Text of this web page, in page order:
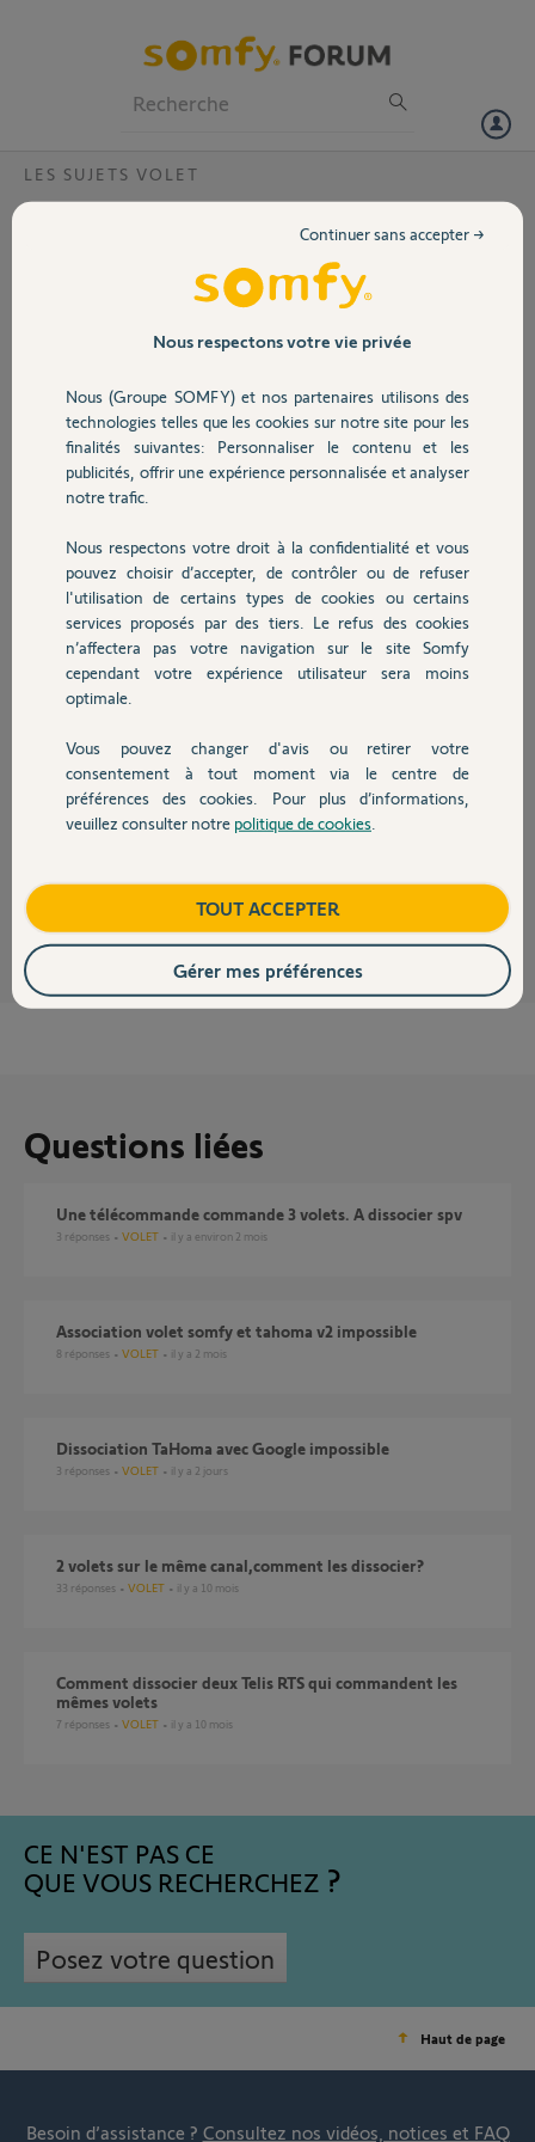
Volet
Sécurité
Domotique
Chauffage
Autres produits
Devis avec un pro
Contact
LES SUJETS VOLET
Comment dissocier les volets par canaux ?
Pour le moment, nous avons une télécommande SomFy 4RTS.
Lorsque j'ai voulu paramétrer un volet par canal, j'ai fais une
mauvaise manipulation. J'ai donc réinitialiser la programmation avec
la microcoupure. Ceci dit, maintenant, l'ensemble de mes volets
distinguer chaque volet sur un canal de la télécommande ? D'avance,
un grand merci pour votre retour.
Guido S.
il y a environ 6 ans
Participer au fil de discussion
Réponses
Il faut refaire ce que vous avez fait mais en changeant de canal sur la
télécommande à chaque volet et en opérant volet par volet. Quand vous
faites l'opération de coupure 2/8/2 sur un volet, les autres doivent être
coupés électriquement.
il y a environ 6 ans
Questions liées
une télécommande commande 3 volets. A dissocier spv
3 réponses VOLET il y a environ 2 mois
Association volet somfy et tahoma v2 impossible
8 réponses VOLET il y a 2 mois
Dissociation TaHoma avec Google impossible
3 réponses VOLET il y a 2 jours
2 volets sur le même canal,comment les dissocier?
33 réponses VOLET il y a 10 mois
Comment dissocier deux Telis RTS qui commandent les
mêmes volets
7 réponses VOLET il y a 10 mois
CE N'EST PAS CE
QUE VOUS RECHERCHEZ
Posez votre question
Haut de page
Besoin d’assistance ? Consultez nos vidéos, notices et FAQ
Nous respectons votre vie privée
Nous (Groupe SOMFY) et nos partenaires utilisons des
technologies telles que les cookies sur notre site pour les
finalités suivantes: Personnaliser le contenu et les
publicités, offrir une expérience personnalisée et analyser
notre trafic.
Nous respectons votre droit à la confidentialité et vous
pouvez choisir d’accepter, de contrôler ou de refuser
l'utilisation de certains types de cookies ou certains
services proposés par des tiers. Le refus des cookies
n’affectera pas votre navigation sur le site Somfy
cependant votre expérience utilisateur sera moins
optimale.
Vous pouvez changer d'avis ou retirer votre
consentement à tout moment via le centre de
préférences des cookies. Pour plus d’informations,
veuillez consulter notre politique de cookies
Continuer sans accepter →
TOUT ACCEPTER
Gérer mes préférences